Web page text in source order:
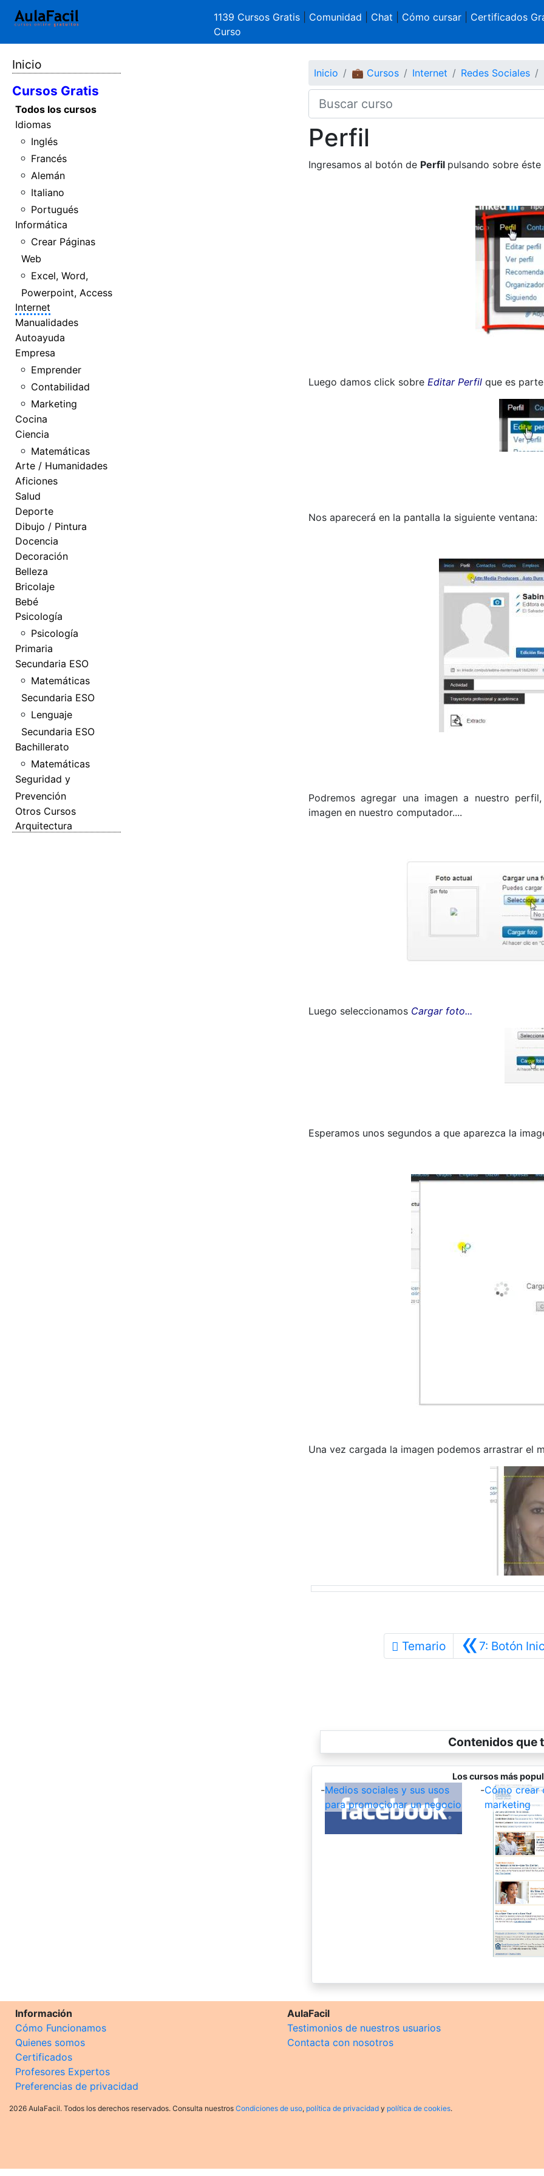
1139 Cursos Gratis Comunidad Chat Cómo cursar| Certificados
Curso
Inicio
Cursos Gratis
Todos los cursos
Idiomas
Inglés
Francés
Alemán
Italiano
Portugués
Informática
Crear Páginas
Web
Excel, Word,
Powerpoint, Access
Internet
Manualidades
Autoayuda
Empresa
Emprender
Contabilidad
Marketing
Cocina
Ciencia
Matemáticas
Arte / Humanidades
Aficiones
Salud
Deporte
Dibujo / Pintura
Docencia
Decoración
Belleza
Bricolaje
Bebé
Psicología
Psicología
Primaria
Secundaria ESO
Matemáticas
Secundaria ESO
Lenguaje
Secundaria ESO
Bachillerato
Matemáticas
Seguridad y
Prevención
Otros Cursos
Arquitectura
Inicio 💼 Cursos Internet Redes Sociales
Perfil
Ingresamos al botón de Perfil pulsando sobre éste
Luego damos click sobre Editar Perfil que es
Nos aparecerá en la pantalla la siguiente ventana:
Podremos agregar una imagen a nuestro
imagen en nuestro computador....
Luego seleccionamos Cargar foto...
Esperamos unos segundos a que aparezca la
Una vez cargada la imagen podemos arrastrar el
Temario «7: Botón
Contenidos que
Los cursos más
-Medios sociales y sus usos
para promocionar un negocio
-Cómo crear
marketing
Información
Cómo Funcionamos
Quienes somos
Certificados
Profesores Expertos
Preferencias de privacidad
AulaFacil
Testimonios de nuestros usuarios
Contacta con nosotros
2026 AulaFacil. Todos los derechos reservados. Consulta nuestros Condiciones de uso, política de privacidad y política de cookies.